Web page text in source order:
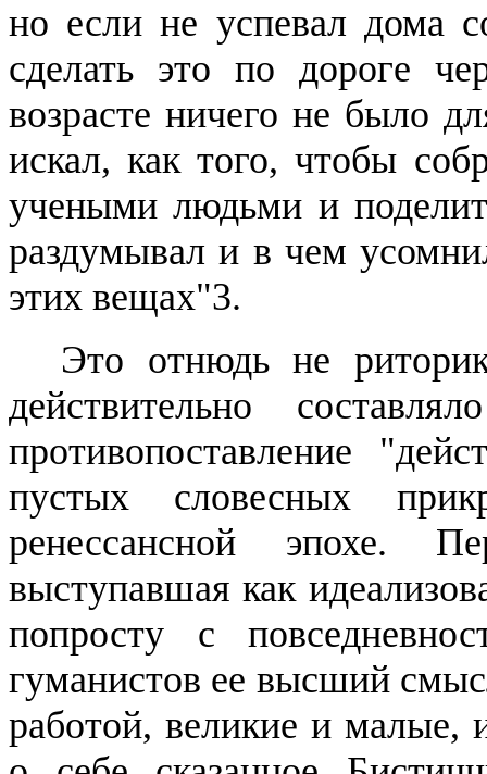
но если не успевал дома
сделать это по дороге
возрасте ничего не было
искал, как того, чтобы
учеными людьми и
раздумывал и в чем
этих вещах"3.
Это отнюдь не
действительно
противопоставление
пустых словесных
ренессансной эпохе.
выступавшая как
попросту с
гуманистов ее высший
работой, великие и малые,